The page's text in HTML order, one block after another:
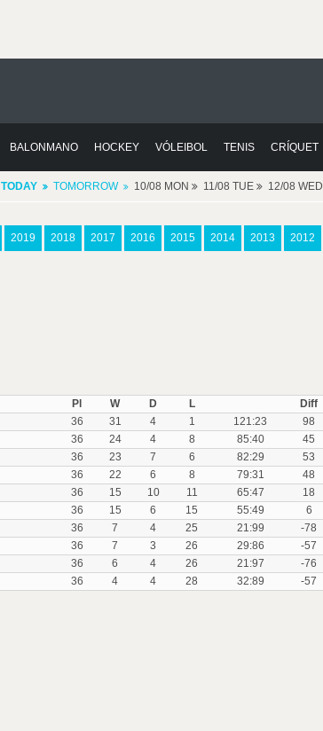
BALONMANO HOCKEY VÓLEIBOL TENIS CRÍQUET
TODAY TOMORROW 10/08 MON 11/08 TUE 12/08 WED
2019 2018 2017 2016 2015 2014 2013 2012
Pl W D L Diff
36 31 4 1 121:23 98
36 24 4 8 85:40 45
36 23 7 6 82:29 53
36 22 6 8 79:31 48
36 15 10 11 65:47 18
36 15 6 15 55:49 6
36 7 4 25 21:99 -78
36 7 3 26 29:86 -57
36 6 4 26 21:97 -76
36 4 4 28 32:89 -57